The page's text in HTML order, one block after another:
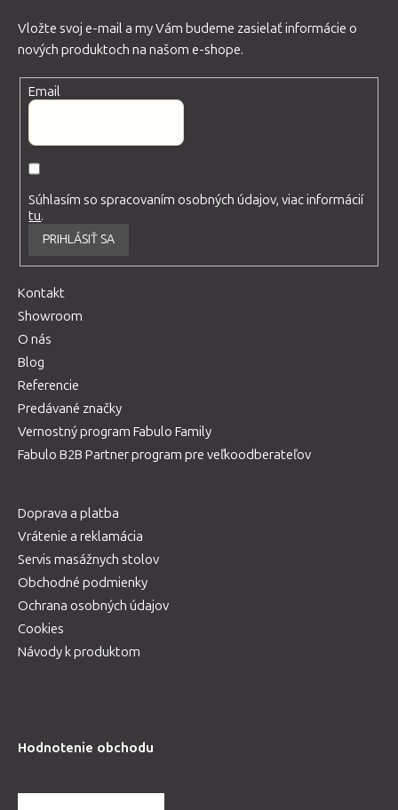
Vložte svoj e-mail a my Vám budeme zasielať informácie o
nových produktoch na našom e-shope.
Email
Súhlasím so spracovaním osobných údajov, viac informácií
tu.
PRIHLÁSIŤ SA
Kontakt
Showroom
O nás
Blog
Referencie
Predávané značky
Vernostný program Fabulo Family
Fabulo B2B Partner program pre veľkoodberateľov
Doprava a platba
Vrátenie a reklamácia
Servis masážnych stolov
Obchodné podmienky
Ochrana osobných údajov
Cookies
Návody k produktom
Hodnotenie obchodu